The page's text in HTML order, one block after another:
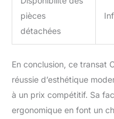
pièces
détachées
En conclusion, ce transat
réussie d’esthétique
à un prix compétitif. Sa
ergonomique en font un